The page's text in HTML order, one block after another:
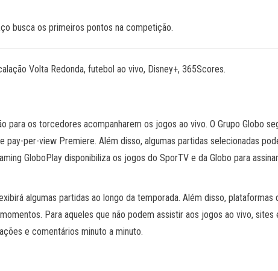
busca os primeiros pontos na competição.
Volta Redonda, futebol ao vivo, Disney+, 365Scores.
os torcedores acompanharem os jogos ao vivo. O Grupo Globo
per-view Premiere. Além disso, algumas partidas selecionadas
GloboPlay disponibiliza os jogos do SporTV e da Globo para
algumas partidas ao longo da temporada. Além disso, plataformas
Para aqueles que não podem assistir aos jogos ao vivo, sites
e comentários minuto a minuto.